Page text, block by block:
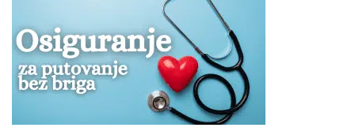
prilikom rezervacije kod hotela kod kojih je uz opis
naglašeno da se ista dodatno naplaćuje!
Po ovom programu ne postoji mogućnost umanjenja
za sopstveni prevoz.
Ukoliko Vam ponuda za Hotel LARA GARDEN BOUTIQUE
Antalija ne odgovara pogledajte ponudu ostalih smeštaja u